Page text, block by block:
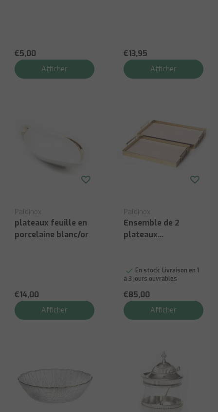
€5,00
Afficher
€13,95
Afficher
Paldinox
plateaux feuille en
porcelaine blanc/or
€14,00
Afficher
Paldinox
Ensemble de 2
plateaux
cadre or mat
En stock: Livraison en 1
à 3 jours ouvrables
€85,00
Afficher